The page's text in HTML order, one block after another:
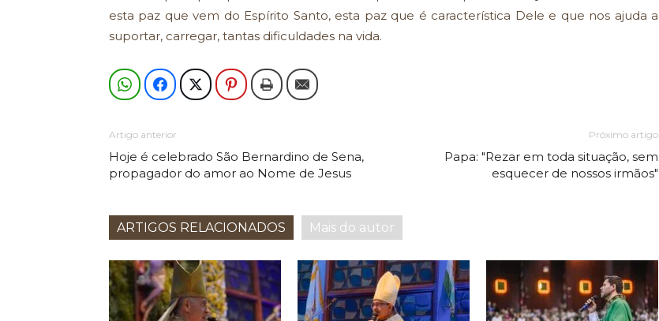
esta paz que vem do Espírito Santo, esta paz que é característica Dele e que nos ajuda a
suportar, carregar, tantas dificuldades na vida.
Artigo anterior
Hoje é celebrado São Bernardino de Sena,
propagador do amor ao Nome de Jesus
Próximo artigo
Papa: "Rezar em toda situação, sem
esquecer de nossos irmãos"
ARTIGOS RELACIONADOS Mais do autor